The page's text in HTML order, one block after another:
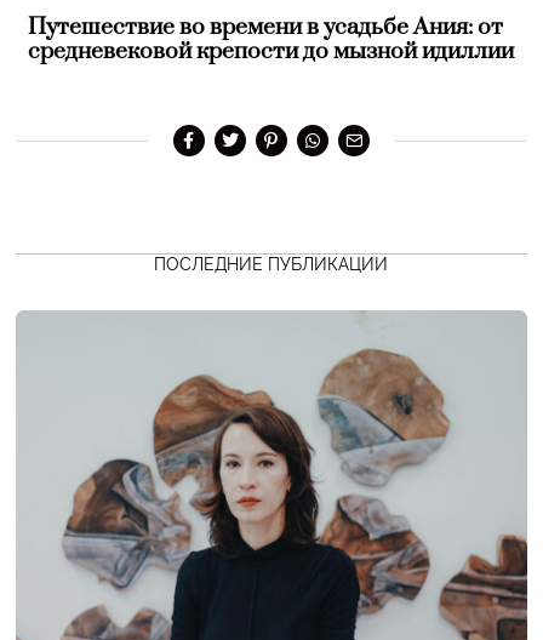
Путешествие во времени в усадьбе Ания: от
средневековой крепости до мызной идиллии
ПОСЛЕДНИЕ ПУБЛИКАЦИИ